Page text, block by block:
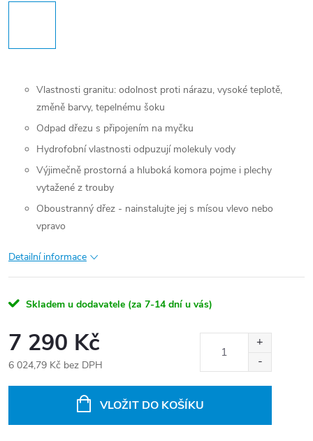
Vlastnosti granitu: odolnost proti nárazu, vysoké teplotě,
změně barvy, tepelnému šoku
Odpad dřezu s připojením na myčku
Hydrofobní vlastnosti odpuzují molekuly vody
Výjimečně prostorná a hluboká komora pojme i plechy
vytažené z trouby
Oboustranný dřez - nainstalujte jej s mísou vlevo nebo
vpravo
Detailní informace
Skladem u dodavatele (za 7-14 dní u vás)
7 290 Kč
6 024,79 Kč bez DPH
VLOŽIT DO KOŠÍKU